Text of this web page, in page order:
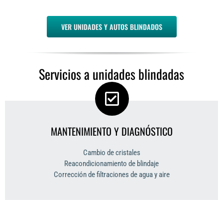
VER UNIDADES Y AUTOS BLINDADOS
Servicios a unidades blindadas
MANTENIMIENTO Y DIAGNÓSTICO
Cambio de cristales
Reacondicionamiento de blindaje
Corrección de filtraciones de agua y aire